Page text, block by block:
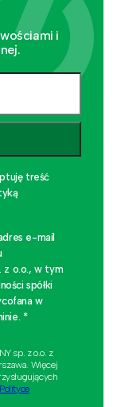
i
treść
e-mail
z o.o., w tym
spółki
w
*
sp. z o.o. z
Więcej
Polityce